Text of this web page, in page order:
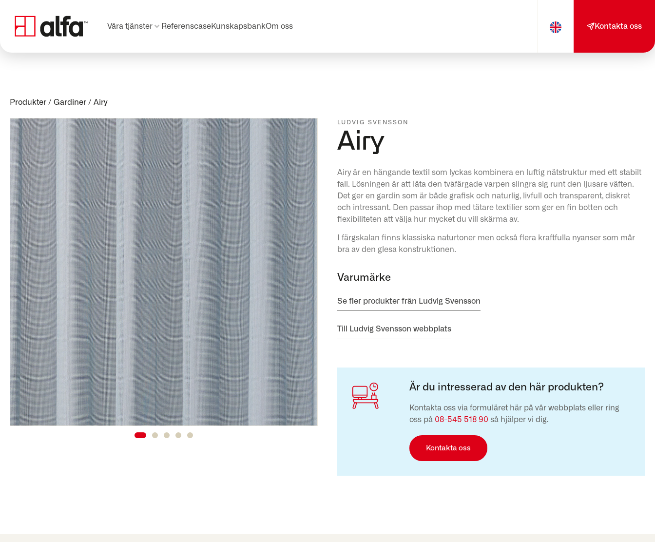
Våra tjänster ReferenscaseKunskapsbankOm oss Kontakta oss
Produkter / Gardiner / Airy
LUDVIG SVENSSON
Airy
Airy är en hängande textil som lyckas kombinera en luftig nätstruktur med ett stabilt
fall. Lösningen är att låta den tvåfärgade varpen slingra sig runt den ljusare väften.
Det ger en gardin som är både grafisk och naturlig, livfull och transparent, diskret
och intressant. Den passar ihop med tätare textilier som ger en fin botten och
flexibiliteten att välja hur mycket du vill skärma av.
I färgskalan finns klassiska naturtoner men också flera kraftfulla nyanser som mår
bra av den glesa konstruktionen.
Varumärke
Se fler produkter från Ludvig Svensson
Till Ludvig Svensson webbplats
Är du intresserad av den här produkten?
Kontakta oss via formuläret här på vår webbplats eller ring
oss på 08-545 518 90 så hjälper vi dig.
Kontakta oss